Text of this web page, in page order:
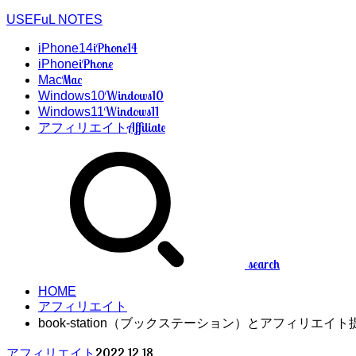
USEFuL NOTES
iPhone14iPhone14
iPhoneiPhone
MacMac
Windows10Windows10
Windows11Windows11
アフィリエイトAffiliate
search
HOME
アフィリエイト
book-station（ブックステーション）とアフィリエイト
アフィリエイト 2022.12.18